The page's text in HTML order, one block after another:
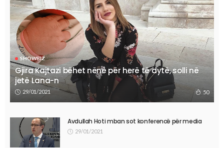
SHOWBIZ
Gjira Kajtazi bëhet nënë për herë të dytë, solli në
jetë Lana-n
29/01/2021 50
Avdullah Hoti mban sot konferencë për media
29/01/2021